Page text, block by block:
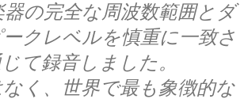
の完全な周波数範囲とダ
クレベルを慎重に一致さ
て録音しました。
く、世界で最も象徴的な